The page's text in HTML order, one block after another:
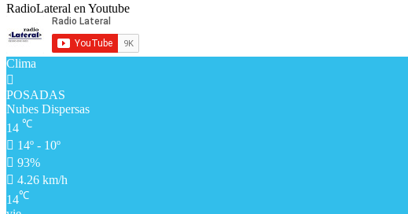
RadioLateral en Youtube
Clima
POSADAS
Nubes Dispersas
14 ℃
14º - 10º
93%
4.26 km/h
14℃